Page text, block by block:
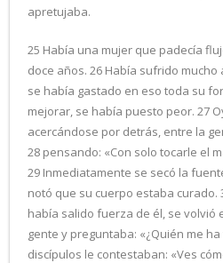
apretujaba.
25 Había una mujer que padecía
doce años. 26 Había sufrido
se había gastado en eso toda su
mejorar, se había puesto peor. 27
acercándose por detrás, entre la
28 pensando: «Con solo tocarle el
29 Inmediatamente se secó la
notó que su cuerpo estaba curado.
había salido fuerza de él, se volvió
gente y preguntaba: «¿Quién me
discípulos le contestaban: «Ves